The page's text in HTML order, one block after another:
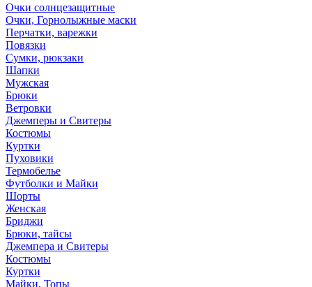
Очки солнцезащитные
Очки, Горнолыжные маски
Перчатки, варежки
Повязки
Сумки, рюкзаки
Шапки
Мужская
Брюки
Ветровки
Джемперы и Свитеры
Костюмы
Куртки
Пуховики
Термобелье
Футболки и Майки
Шорты
Женская
Бриджи
Брюки, тайсы
Джемпера и Свитеры
Костюмы
Куртки
Майки, Топы